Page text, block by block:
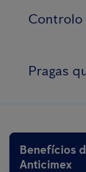
Controlo
Pragas
Benefícios
Anticimex